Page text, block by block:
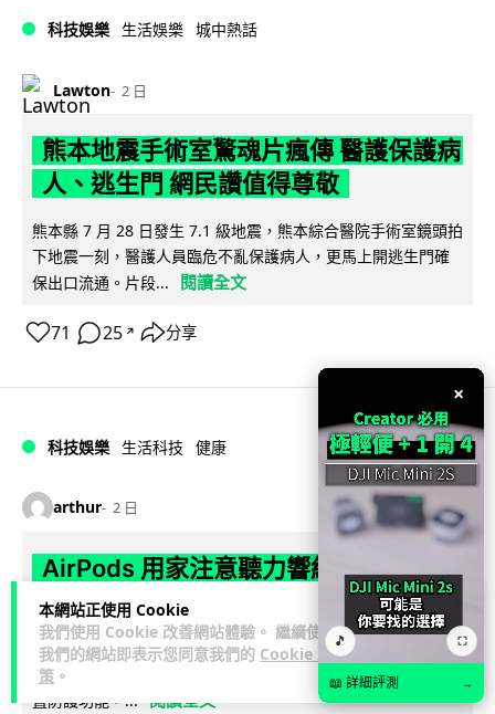
本網站正使用 Cookie
我們使用 Cookie 改善網站體驗。 繼續使用
我們的網站即表示您同意我們的 Cookie 政
策 。
科技娛樂 生活娛樂 城中熱話
Lawton 2 日
熊本地震手術室驚魂片瘋傳 醫護保護病
人、逃生門 網民讚值得尊敬
熊本縣 7 月 28 日發生 7.1 級地震，熊本綜合醫院手術室鏡頭拍
下地震一刻，醫護人員臨危不亂保護病人，更馬上開逃生門確
保出口流通。片段...
閱讀全文
71 25 ↗ 分享
科技娛樂 生活科技 健康
arthur 2 日
AirPods 用家注意聽力響紅燈 醫學界籲
耳機用戶謹守「60-60」鐵律
長時間高音量佩戴耳機可能導致永久性噪音性聽損。本文盤點 4
大聽力受損警號，介紹科學護耳的「60-60 原則」及 Apple 內
置防護功能，... 閱讀全文
×
🎵 ⛶
📖 詳細評測 →